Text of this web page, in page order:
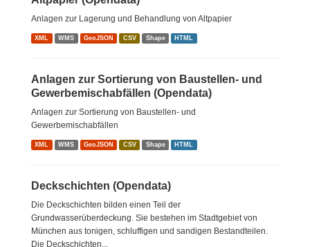
Anlagen zur Lagerung und Behandlung von Altpapier
XML WMS GeoJSON CSV Shape HTML
Anlagen zur Sortierung von Baustellen- und
Gewerbemischabfällen (Opendata)
Anlagen zur Sortierung von Baustellen- und
Gewerbemischabfällen
XML WMS GeoJSON CSV Shape HTML
Deckschichten (Opendata)
Die Deckschichten bilden einen Teil der
Grundwasserüberdeckung. Sie bestehen im Stadtgebiet von
München aus tonigen, schluffigen und sandigen Bestandteilen.
Die Deckschichten...